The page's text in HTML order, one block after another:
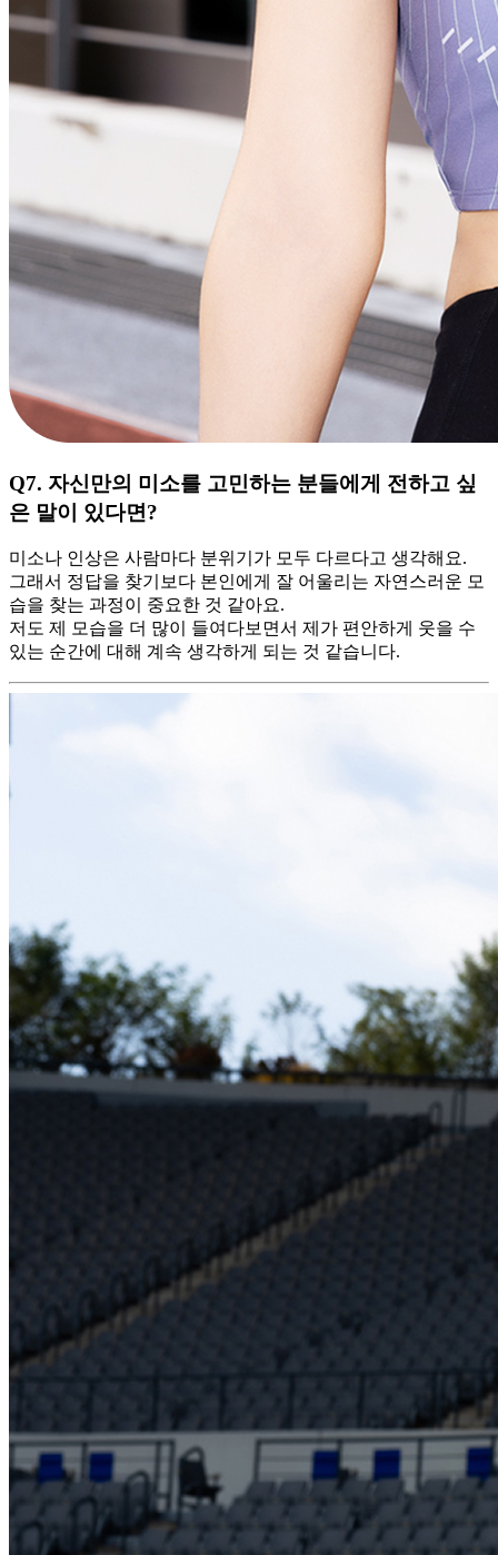
Q7. 자신만의 미소를 고민하는 분들에게 전하고 싶
은 말이 있다면?
미소나 인상은 사람마다 분위기가 모두 다르다고 생각해요.
그래서 정답을 찾기보다 본인에게 잘 어울리는 자연스러운 모
습을 찾는 과정이 중요한 것 같아요.
저도 제 모습을 더 많이 들여다보면서 제가 편안하게 웃을 수
있는 순간에 대해 계속 생각하게 되는 것 같습니다.